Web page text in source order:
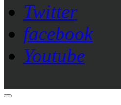
Twitter
facebook
Youtube